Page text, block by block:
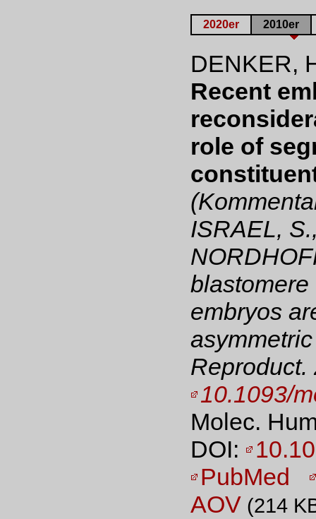
2020er 2010er
DENKER,
Recent
role of
ISRAEL,
embryos
Reproduct.
10.1093/
Molec.
DOI:
PubMed
AOV (214